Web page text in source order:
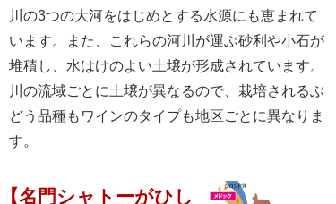
川の3つの大河をはじめとする水源にも恵まれて
います。また、これらの河川が運ぶ砂利や小石が
堆積し、水はけのよい土壌が形成されています。
川の流域ごとに土壌が異なるので、栽培されるぶ
どう品種もワインのタイプも地区ごとに異なりま
す。
【名門シャトーがひし